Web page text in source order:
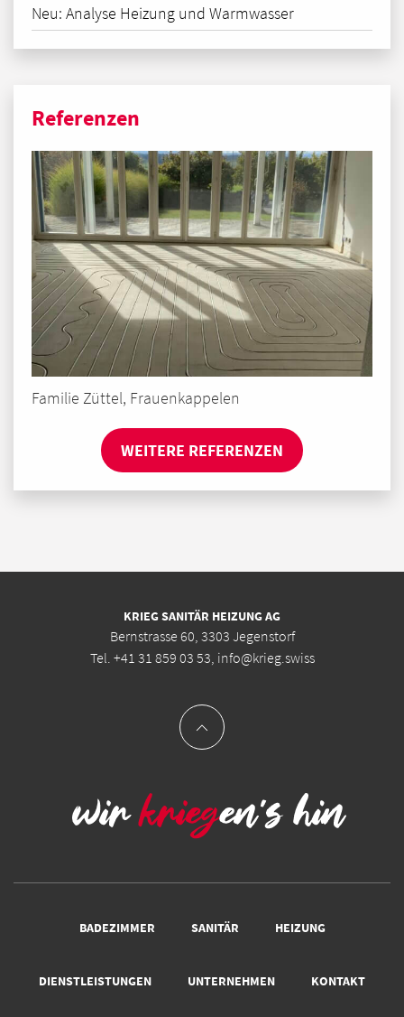
Neu: Analyse Heizung und Warmwasser
Referenzen
Familie Züttel, Frauenkappelen
WEITERE REFERENZEN
KRIEG SANITÄR HEIZUNG AG
Bernstrasse 60, 3303 Jegenstorf
Tel. +41 31 859 03 53, info@krieg.swiss
BADEZIMMER SANITÄR HEIZUNG
DIENSTLEISTUNGEN UNTERNEHMEN KONTAKT